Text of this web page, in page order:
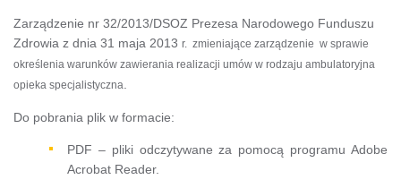
Zarządzenie nr 32/2013/DSOZ Prezesa Narodowego Funduszu
Zdrowia z dnia 31 maja 2013 r. zmieniające zarządzenie w sprawie
określenia warunków zawierania realizacji umów w rodzaju ambulatoryjna
opieka specjalistyczna
Do pobrania plik w formacie:
PDF – pliki odczytywane za pomocą programu Adobe
Acrobat Reader.